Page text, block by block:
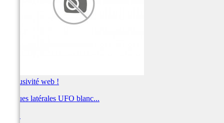
Exclusivité web !
Plaques latérales UFO blanc...